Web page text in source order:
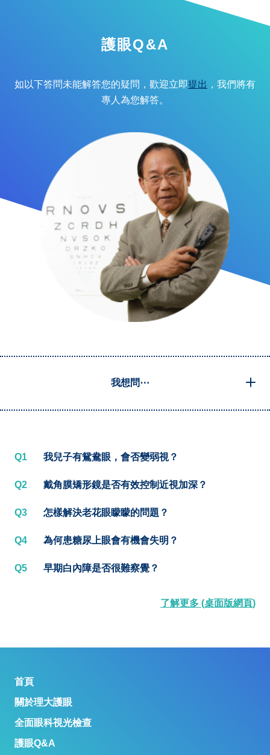
護眼Q&A
如以下答問未能解答您的疑問，歡迎立即提出 ，我們將有
專人為您解答。
我想問⋯
Q1 我兒子有鴛鴦眼，會否變弱視？
Q2 戴角膜矯形鏡是否有效控制近視加深？
Q3 怎樣解決老花眼矇矇的問題？
Q4 為何患糖尿上眼會有機會失明？
Q5 早期白內障是否很難察覺？
了解更多 (桌面版網頁)
首頁
關於理大護眼
全面眼科視光檢查
護眼Q&A